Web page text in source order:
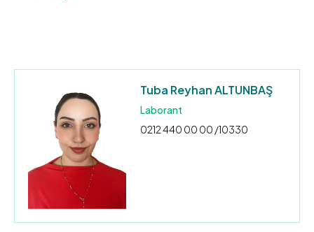
Tuba Reyhan ALTUNBAŞ
Laborant
0212 440 00 00 /10330